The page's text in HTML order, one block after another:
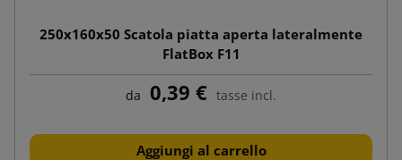
250x160x50 Scatola piatta aperta lateralmente
FlatBox F11
da 0,39 € tasse incl.
Aggiungi al carrello